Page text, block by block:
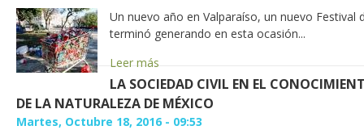
Un nuevo año en Valparaíso, un nuevo Festival
terminó generando en esta ocasión...
Leer más
LA SOCIEDAD CIVIL EN EL
DE LA NATURALEZA DE MÉXICO
Martes, Octubre 18, 2016 - 09:53